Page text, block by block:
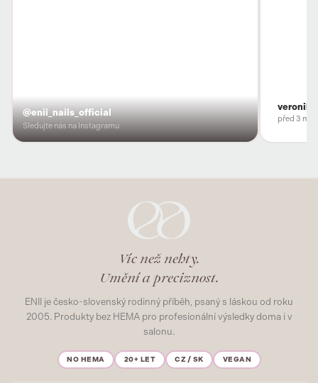
@enii_nails_official
Sledujte nás na Instagramu
před 3
Víc než nehty.
Umění a preciznost.
ENII je česko-slovenský rodinný příběh, psaný s láskou od roku
2005. Produkty bez HEMA pro profesionální výsledky doma i v
salonu.
NO HEMA 20+ LET CZ / SK VEGAN